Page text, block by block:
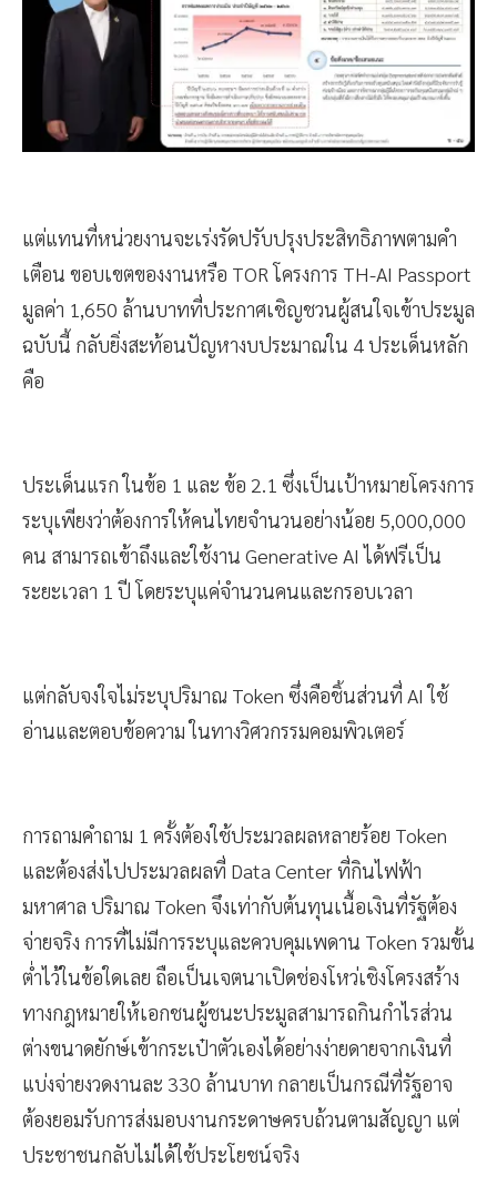
แต่แทนที่หน่วยงานจะเร่งรัดปรับปรุงประสิทธิภาพตามคำ
เตือน ขอบเขตของงานหรือ TOR โครงการ TH-AI Passport
มูลค่า 1,650 ล้านบาทที่ประกาศเชิญชวนผู้สนใจเข้าประมูล
ฉบับนี้ กลับยิ่งสะท้อนปัญหางบประมาณใน 4 ประเด็นหลัก
ประเด็นแรก ในข้อ 1 และ ข้อ 2.1 ซึ่งเป็นเป้าหมายโครงการ
ระบุเพียงว่าต้องการให้คนไทยจำนวนอย่างน้อย 5,000,000
คน สามารถเข้าถึงและใช้งาน Generative AI ได้ฟรีเป็น
แต่กลับจงใจไม่ระบุปริมาณ Token ซึ่งคือชิ้นส่วนที่ AI ใช้
การถามคำถาม 1 ครั้งต้องใช้ประมวลผลหลายร้อย Token
และต้องส่งไปประมวลผลที่ Data Center ที่กินไฟฟ้า
มหาศาล ปริมาณ Token จึงเท่ากับต้นทุนเนื้อเงินที่รัฐต้อง
จ่ายจริง การที่ไม่มีการระบุและควบคุมเพดาน Token รวมขั้น
ต่ำไว้ในข้อใดเลย ถือเป็นเจตนาเปิดช่องโหว่เชิงโครงสร้าง
ทางกฎหมายให้เอกชนผู้ชนะประมูลสามารถกินกำไรส่วน
ต่างขนาดยักษ์เข้ากระเป๋าตัวเองได้อย่างง่ายดายจากเงินที่
แบ่งจ่ายงวดงานละ 330 ล้านบาท กลายเป็นกรณีที่รัฐอาจ
ต้องยอมรับการส่งมอบงานกระดาษครบถ้วนตามสัญญา แต่